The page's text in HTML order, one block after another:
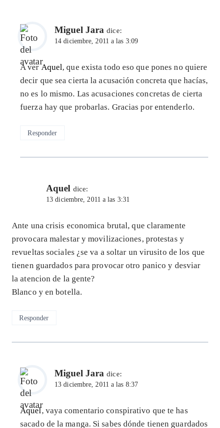
Miguel Jara dice:
14 diciembre, 2011 a las 3:09
A verAquel, que exista todo eso que pones no quiere
decir que sea cierta la acusación concreta que hacías,
no es lo mismo. Las acusaciones concretas de cierta
fuerza hay que probarlas. Gracias por entenderlo.
Responder
Aquel dice:
13 diciembre, 2011 a las 3:31
Ante una crisis economica brutal, que claramente
provocara malestar y movilizaciones, protestas y
revueltas sociales ¿se va a soltar un virusito de los que
tienen guardados para provocar otro panico y desviar
la atencion de la gente?
Blanco y en botella.
Responder
Miguel Jara dice:
13 diciembre, 2011 a las 8:37
Aquel, vaya comentario conspirativo que te has
sacado de la manga. Si sabes dónde tienen guardados